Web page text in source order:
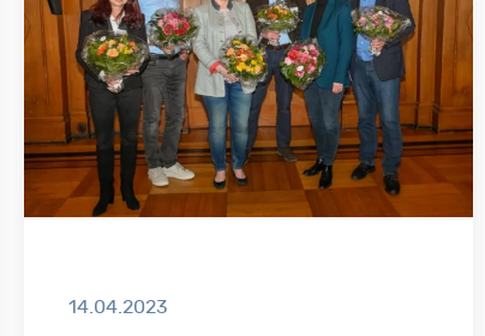
neuen
Vorstandsmitgliedern
14.04.2023